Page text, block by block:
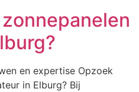
en expertise Opzoek
in Elburg? Bij